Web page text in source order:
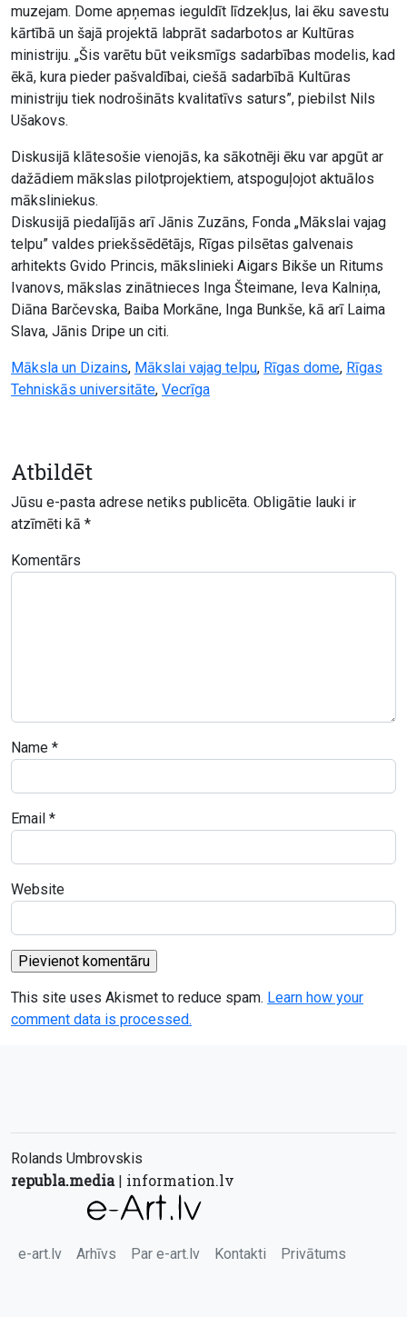
muzejam. Dome apņemas ieguldīt līdzekļus, lai ēku savestu
kārtībā un šajā projektā labprāt sadarbotos ar Kultūras
ministriju. „Šis varētu būt veiksmīgs sadarbības modelis, kad
ēkā, kura pieder pašvaldībai, ciešā sadarbībā Kultūras
ministriju tiek nodrošināts kvalitatīvs saturs”, piebilst Nils
Ušakovs.
Diskusijā klātesošie vienojās, ka sākotnēji ēku var apgūt ar
dažādiem mākslas pilotprojektiem, atspoguļojot aktuālos
māksliniekus.
Diskusijā piedalījās arī Jānis Zuzāns, Fonda „Mākslai vajag
telpu” valdes priekšsēdētājs, Rīgas pilsētas galvenais
arhitekts Gvido Princis, mākslinieki Aigars Bikše un Ritums
Ivanovs, mākslas zinātnieces Inga Šteimane, Ieva Kalniņa,
Diāna Barčevska, Baiba Morkāne, Inga Bunkše, kā arī Laima
Slava, Jānis Dripe un citi.
Māksla un Dizains, Mākslai vajag telpu, Rīgas dome, Rīgas
Tehniskās universitāte, Vecrīga
Atbildēt
Jūsu e-pasta adrese netiks publicēta. Obligātie lauki ir
atzīmēti kā *
Komentārs
Name *
Email *
Website
This site uses Akismet to reduce spam. Learn how your
comment data is processed.
Rolands Umbrovskis
republa.media| information.lv
e-art.lv Arhīvs Par e-art.lv Kontakti Privātums